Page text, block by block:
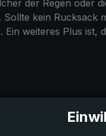
der Regen
kein
Ein weiteres Plus ist,